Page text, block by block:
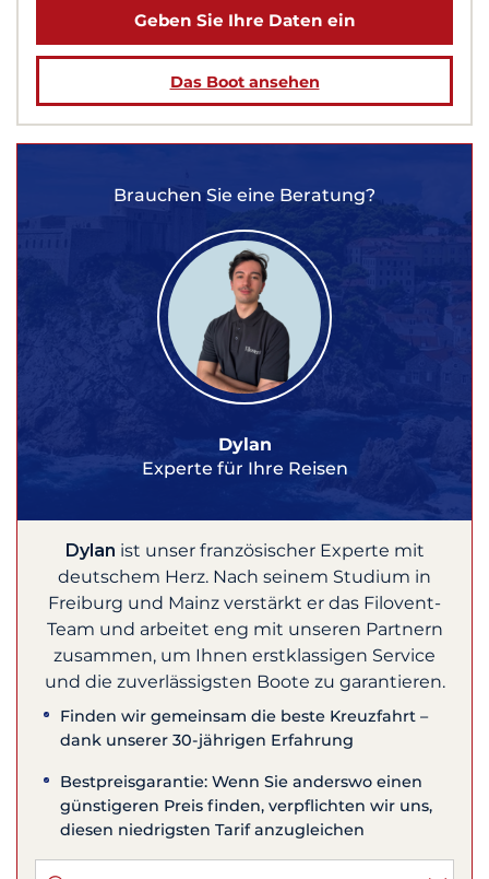
Geben Sie Ihre Daten ein
Das Boot ansehen
Brauchen Sie eine Beratung?
Dylan
Experte für Ihre Reisen
Dylan ist unser französischer Experte mit
deutschem Herz. Nach seinem Studium in
Freiburg und Mainz verstärkt er das Filovent-
Team und arbeitet eng mit unseren Partnern
zusammen, um Ihnen erstklassigen Service
und die zuverlässigsten Boote zu garantieren.
Finden wir gemeinsam die beste Kreuzfahrt –
dank unserer 30-jährigen Erfahrung
Bestpreisgarantie: Wenn Sie anderswo einen
günstigeren Preis finden, verpflichten wir uns,
diesen niedrigsten Tarif anzugleichen